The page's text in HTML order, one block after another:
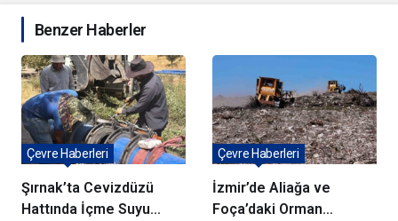
Benzer Haberler
Şırnak’ta Cevizdüzü
Hattında İçme Suyu
Çevre Haberleri
İzmir’de Aliağa ve
Foça’daki Orman
Çevre Haberleri